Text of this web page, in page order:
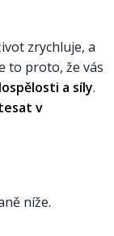
zrychluje, a
to proto, že vás
a síly.
v
níže.